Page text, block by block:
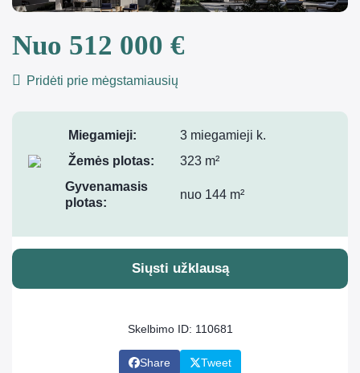
Nuo 512 000 €
Pridėti prie mėgstamiausių
Miegamieji:
3 miegamieji k.
Žemės plotas:
323 m²
Gyvenamasis
plotas:
nuo 144 m²
Siųsti užklausą
Skelbimo ID: 110681
Share Tweet